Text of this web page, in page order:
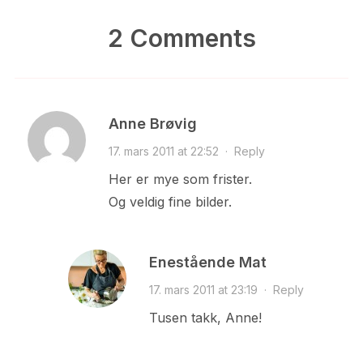
2 Comments
Anne Brøvig
17. mars 2011 at 22:52 · Reply
Her er mye som frister.
Og veldig fine bilder.
Enestående Mat
17. mars 2011 at 23:19 · Reply
Tusen takk, Anne!